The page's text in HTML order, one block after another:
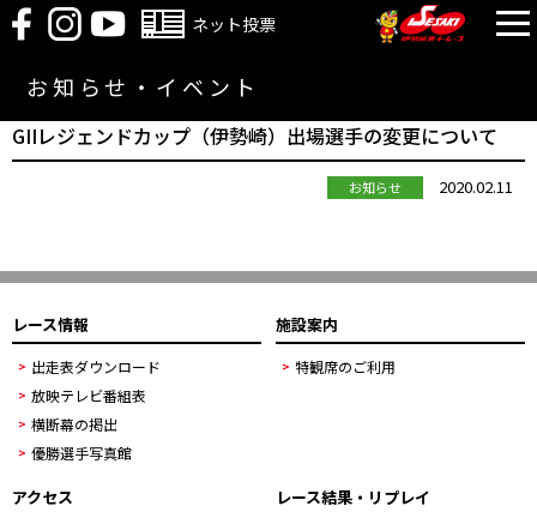
ネット投票
お知らせ・イベント
GIIレジェンドカップ（伊勢崎）出場選手の変更について
お知らせ 2020.02.11
レース情報
出走表ダウンロード
放映テレビ番組表
横断幕の掲出
優勝選手写真館
施設案内
特観席のご利用
アクセス レース結果・リプレイ